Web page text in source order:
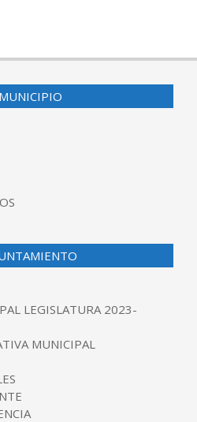
LEGISLATURA 2023-
MUNICIPAL